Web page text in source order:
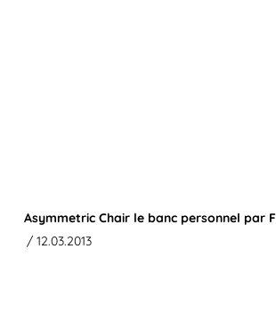
Asymmetric Chair le banc personnel par
/ 12.03.2013